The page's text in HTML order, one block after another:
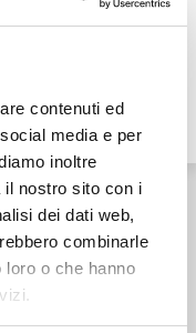
contenuti ed
media e per
inoltre
il nostro sito con i
dei dati web,
combinarle
o che hanno
Mirano
nuova